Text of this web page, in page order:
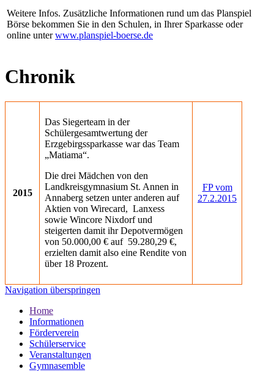
Weitere Infos. Zusätzliche Informationen rund um das Planspiel
Börse bekommen Sie in den Schulen, in Ihrer Sparkasse oder
online unterwww.planspiel-boerse.de
Chronik
2015
Das Siegerteam in der
Schülergesamtwertung der
Erzgebirgssparkasse war das Team
„Matiama“.
Die drei Mädchen von den
Landkreisgymnasium St. Annen in
Annaberg setzen unter anderen auf
Aktien von Wirecard, Lanxess
sowie Wincore Nixdorf und
steigerten damit ihr Depotvermögen
von 50.000,00 € auf 59.280,29 €,
erzielten damit also eine Rendite von
über 18 Prozent.
FP vom
27.2.2015
Navigation überspringen
Home
Informationen
Förderverein
Schülerservice
Veranstaltungen
Gymnasemble